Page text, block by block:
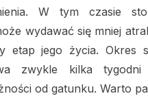
W tym czasie
wydawać się mniej
etap jego życia. Okres
zwykle kilka
od gatunku. Warto